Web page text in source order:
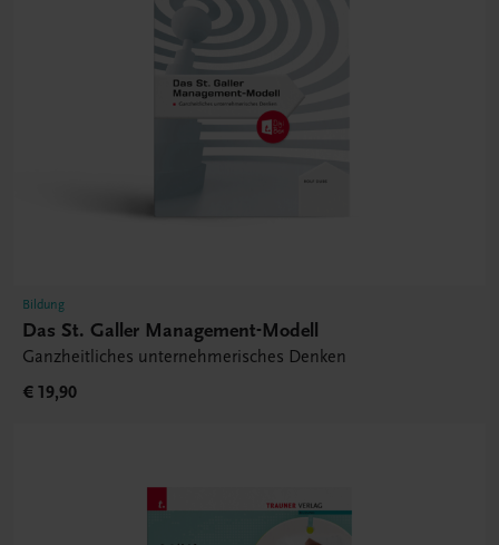
Bildung
Das St. Galler Management-Modell
Ganzheitliches unternehmerisches Denken
€ 19,90